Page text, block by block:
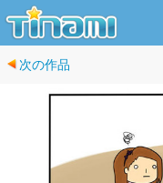
次の作品